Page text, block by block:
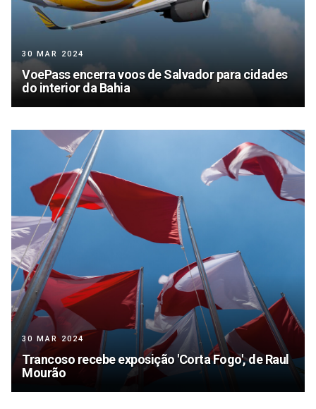
30 MAR 2024
VoePass encerra voos de Salvador para cidades
do interior da Bahia
30 MAR 2024
Trancoso recebe exposição 'Corta Fogo', de Raul
Mourão